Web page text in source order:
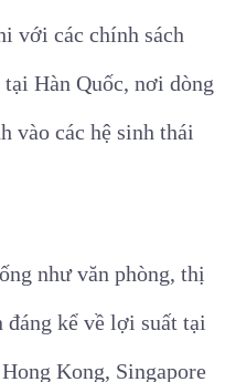
với các chính sách
Hàn Quốc, nơi dòng
vào các hệ sinh thái
như văn phòng, thị
kể về lợi suất tại
Kong, Singapore